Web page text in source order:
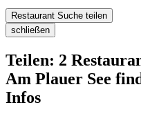
Restaurant Suche teilen
schließen
Teilen: 2
Am Plauer See
Infos